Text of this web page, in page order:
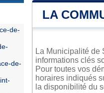
LA
La Municipalité de
informations clés
Pour toutes vos
horaires indiqués
la disponibilité du
de-
de-